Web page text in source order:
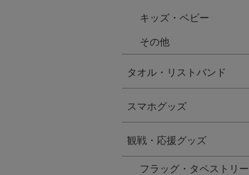
キッズ・ベビー
その他
タオル・リストバンド
スマホグッズ
観戦・応援グッズ
フラッグ・タペストリー